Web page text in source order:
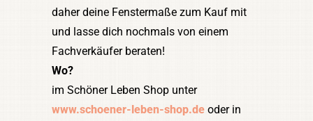
daher deine Fenstermaße zum Kauf mit
und lasse dich nochmals von einem
Fachverkäufer beraten!
Wo?
im Schöner Leben Shop unter
www.schoener-leben-shop.de oder in